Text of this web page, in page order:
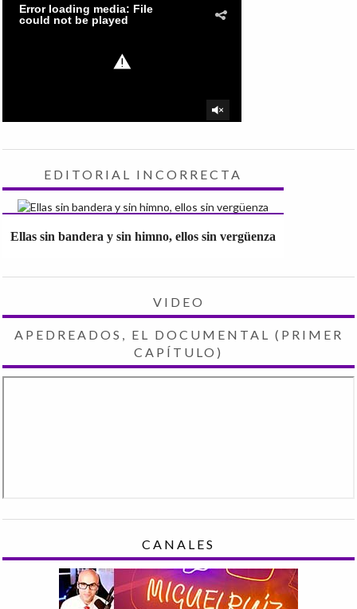
EDITORIAL INCORRECTA
Ellas sin bandera y sin himno, ellos sin vergüenza
VIDEO
APEDREADOS, EL DOCUMENTAL (PRIMER
CAPÍTULO)
CANALES